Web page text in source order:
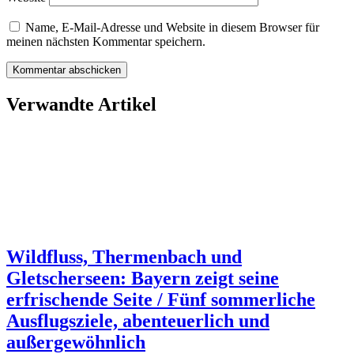
Name, E-Mail-Adresse und Website in diesem Browser für
meinen nächsten Kommentar speichern.
Verwandte Artikel
Wildfluss, Thermenbach und
Gletscherseen: Bayern zeigt seine
erfrischende Seite / Fünf sommerliche
Ausflugsziele, abenteuerlich und
außergewöhnlich